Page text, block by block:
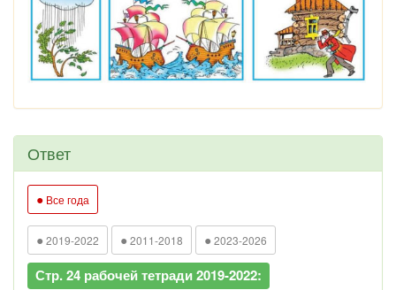
Ответ
● Все года
● 2019-2022 ● 2011-2018 ● 2023-2026
Стр. 24 рабочей тетради 2019-2022: